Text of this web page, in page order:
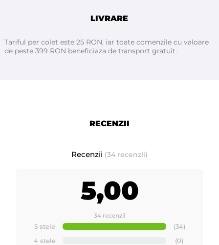
LIVRARE
Tariful per colet este 25 RON, iar toate comenzile cu valoare
de peste 399 RON beneficiaza de transport gratuit.
RECENZII
Recenzii (34 recenzii)
5,00
34 recenzii
5 stele
(34)
4 stele
(0)